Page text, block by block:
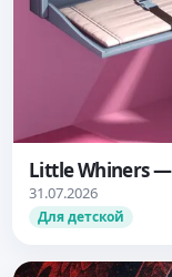
Little Whiners —
31.07.2026
Для детской